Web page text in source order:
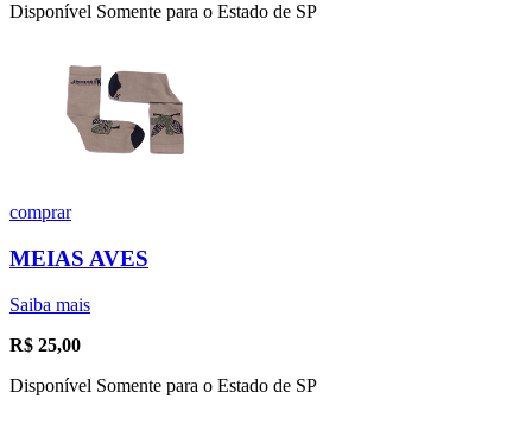
Disponível Somente para o Estado de SP
comprar
MEIAS AVES
Saiba mais
R$ 25,00
Disponível Somente para o Estado de SP